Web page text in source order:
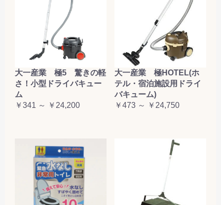
大一産業 極5 驚きの軽
さ！小型ドライバキュー
ム
￥341 ～ ￥24,200
大一産業 極HOTEL(ホ
テル・宿泊施設用ドライ
バキューム)
￥473 ～ ￥24,750